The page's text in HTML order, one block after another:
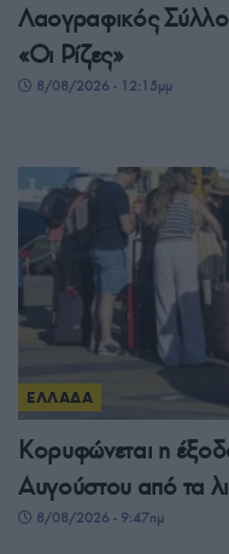
Λαογραφικός
«Οι Ρίζες»
8/08/2026 - 12:15μμ
ΕΛΛΑΔΑ
Κορυφώνεται η
Αυγούστου από τα
8/08/2026 - 9:47πμ